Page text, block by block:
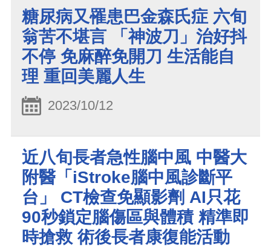
糖尿病又罹患巴金森氏症 六旬
翁苦不堪言 「神波刀」治好抖
不停 免麻醉免開刀 生活能自
理 重回美麗人生
2023/10/12
近八旬長者急性腦中風 中醫大
附醫「iStroke腦中風診斷平
台」 CT檢查免顯影劑 AI只花
90秒鎖定腦傷區與體積 精準即
時搶救 術後長者康復能活動